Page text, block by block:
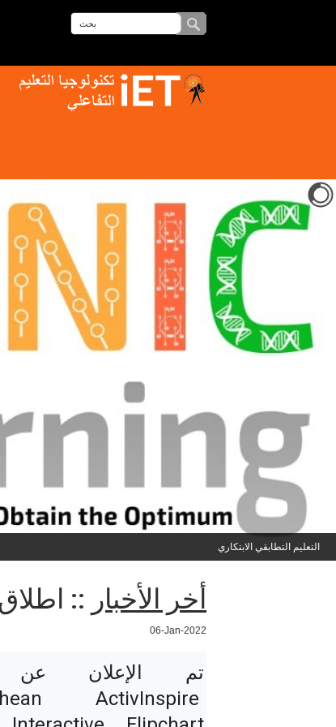
التعليم التطابقي الابتكاري
أخر الأخبار ::
06-Jan-2022
ActivInspire